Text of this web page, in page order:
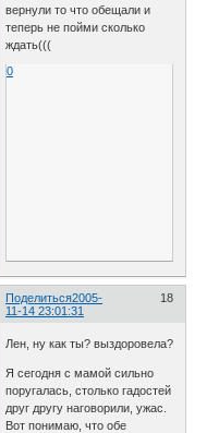
вернули то что обещали и
теперь не пойми сколько
ждать(((
0
Поделиться 18
2005-
11-14 23:01:31
Лен, ну как ты? выздоровела?
Я сегодня с мамой сильно
поругалась, столько гадостей
друг другу наговорили, ужас.
Вот понимаю, что обе